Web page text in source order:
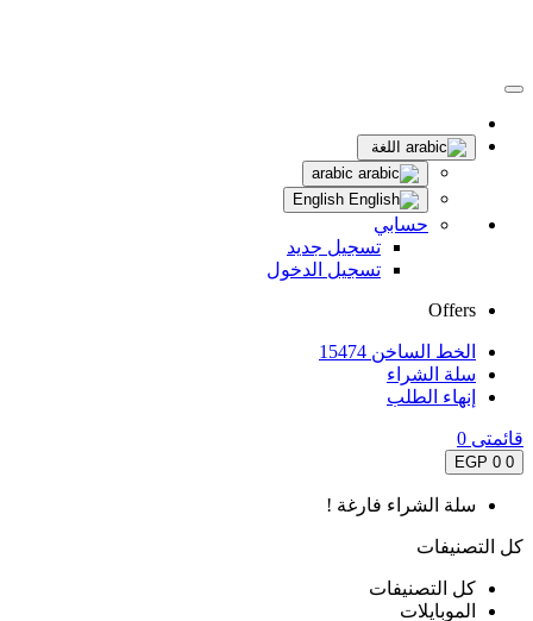
اللغة
حسابي
تسجيل جديد
تسجيل الدخول
Offers
الخط الساخن 15474
سلة الشراء
إنهاء الطلب
قائمتى 0
0
0 EGP
سلة الشراء فارغة !
كل التصنيفات
كل التصنيفات
الموبايلات